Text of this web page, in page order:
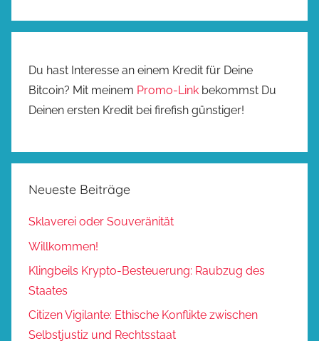
Du hast Interesse an einem Kredit für Deine
Bitcoin? Mit meinem Promo-Link bekommst Du
Deinen ersten Kredit bei firefish günstiger!
Neueste Beiträge
Sklaverei oder Souveränität
Willkommen!
Klingbeils Krypto-Besteuerung: Raubzug des
Staates
Citizen Vigilante: Ethische Konflikte zwischen
Selbstjustiz und Rechtsstaat